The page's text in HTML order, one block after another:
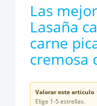
Las
Lasaña
carne
cremosa
Valorar este articulo
Elige 1-5 estrellas.